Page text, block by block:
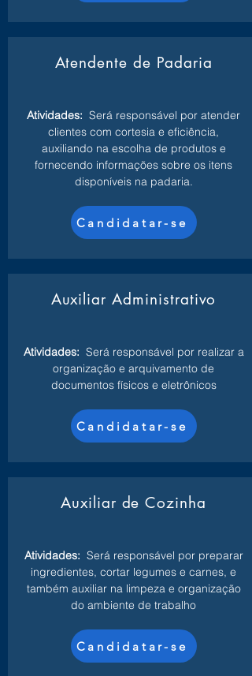
Atendente de Padaria
Atividades: Será responsável por atender
clientes com cortesia e eficiência,
auxiliando na escolha de produtos e
fornecendo informações sobre os itens
disponíveis na padaria.
Candidatar-se
Auxiliar Administrativo
Atividades: Será responsável por realizar a
organização e arquivamento de
documentos físicos e eletrônicos
Candidatar-se
Auxiliar de Cozinha
Atividades: Será responsável por preparar
ingredientes, cortar legumes e carnes, e
também auxiliar na limpeza e organização
do ambiente de trabalho
Candidatar-se